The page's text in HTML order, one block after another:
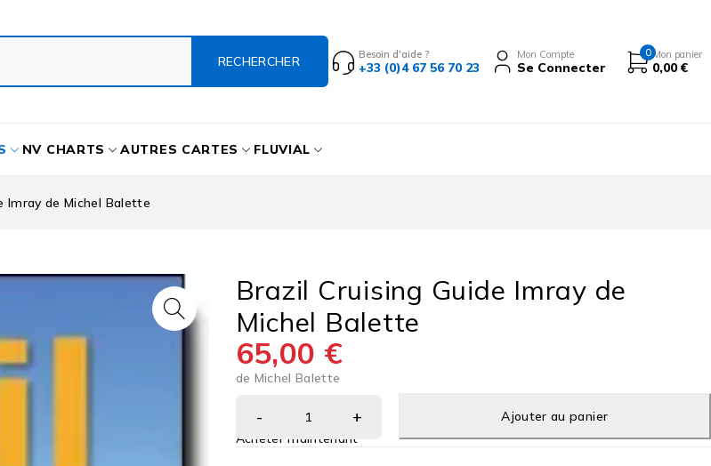
Besoin d'aide ?
+33 (0)4 67 56 70 23
Mon Compte
Se Connecter
0 Mon panier
0,00€
NV CHARTS AUTRES CARTES FLUVIAL
Imray de Michel Balette
Brazil Cruising Guide Imray de
Michel Balette
65,00 €
de Michel Balette
Ajouter au panier
Acheter maintenant